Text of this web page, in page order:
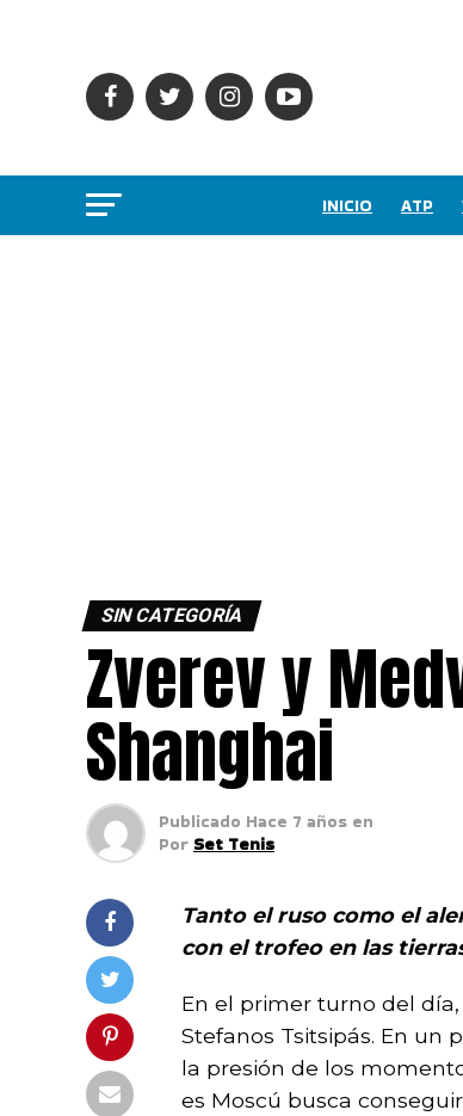
INICIO ATP
SIN CATEGORÍA
Zverev y
Shanghai
Publicado Hace 7 años en
Por Set Tenis
Tanto el ruso como el
con el trofeo en las
En el primer turno del
Stefanos Tsitsipás. En
la presión de los
es Moscú busca